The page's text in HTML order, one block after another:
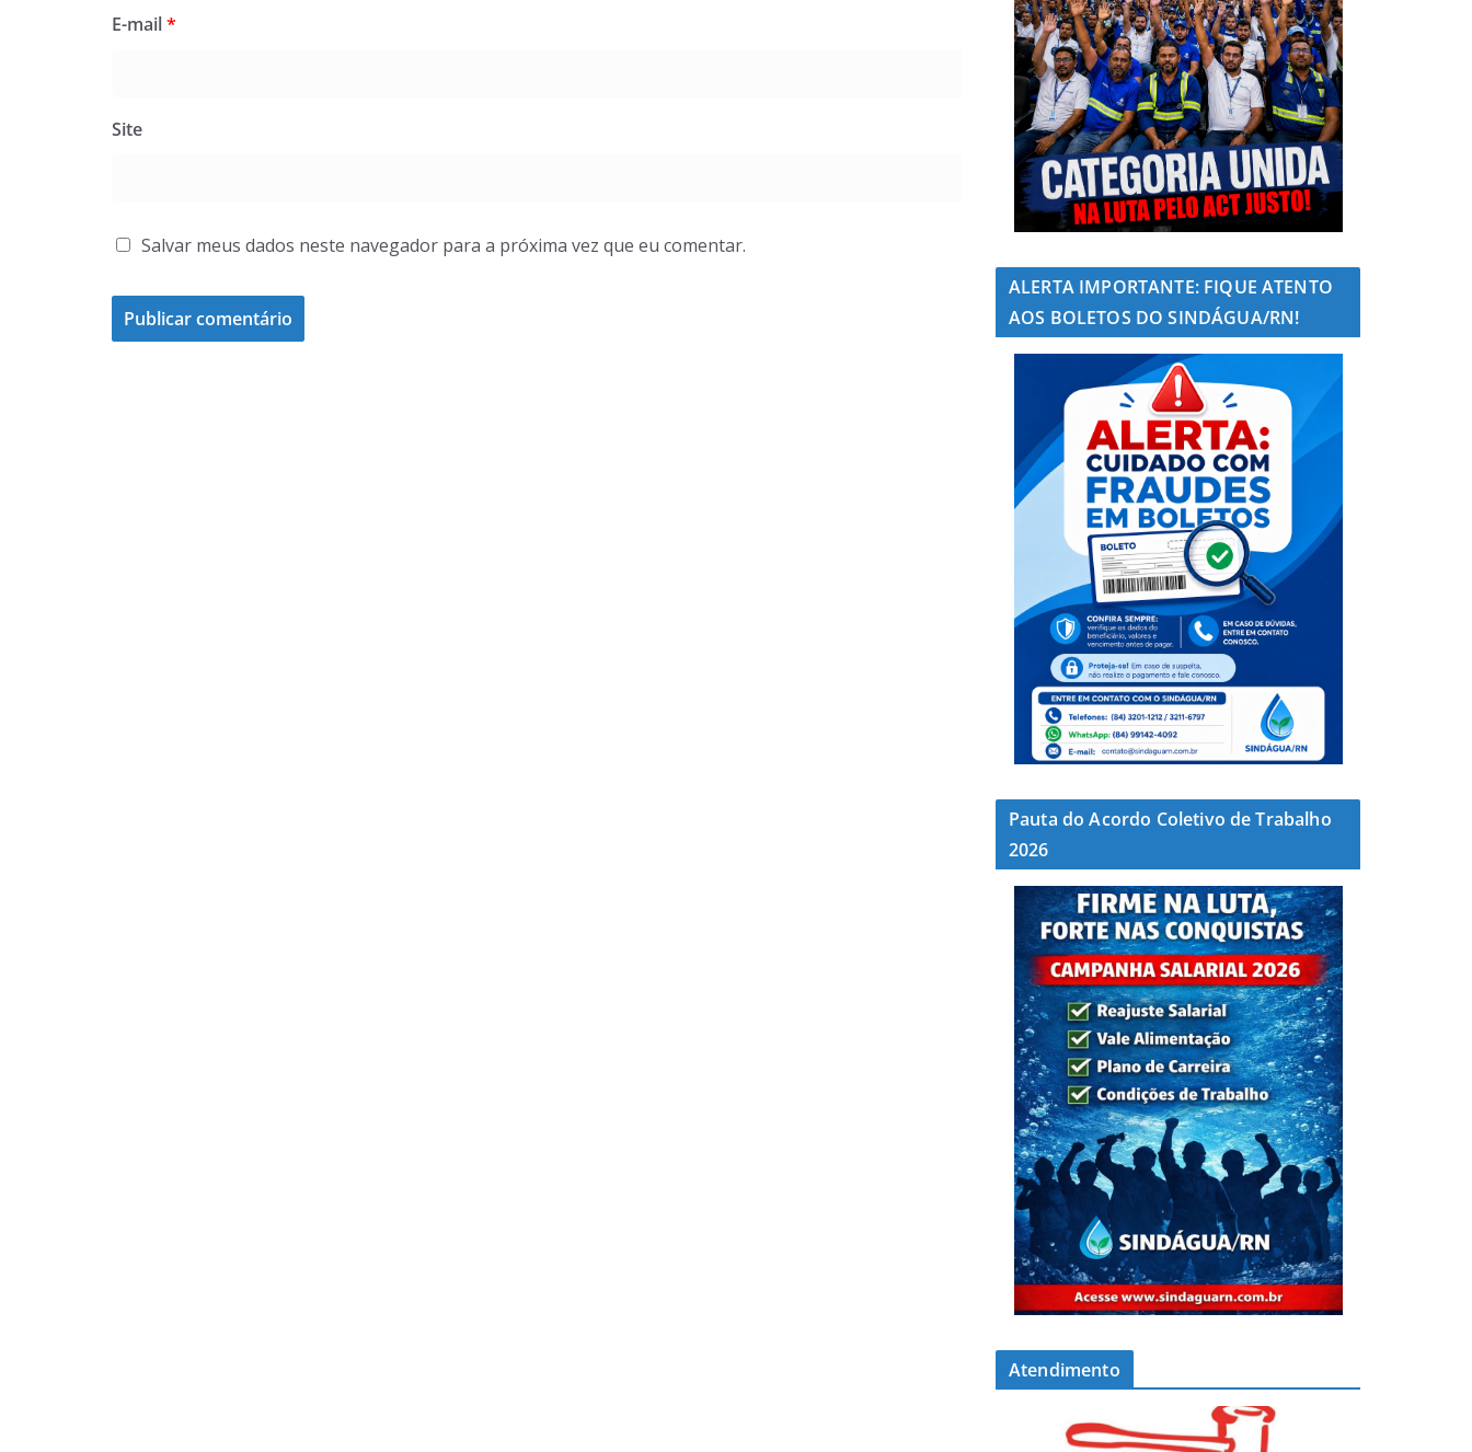
E-mail*
Site
Salvar meus dados neste navegador para a próxima vez que eu comentar.
ALERTA IMPORTANTE: FIQUE ATENTO
AOS BOLETOS DO SINDÁGUA/RN!
Pauta do Acordo Coletivo de Trabalho
2026
Atendimento